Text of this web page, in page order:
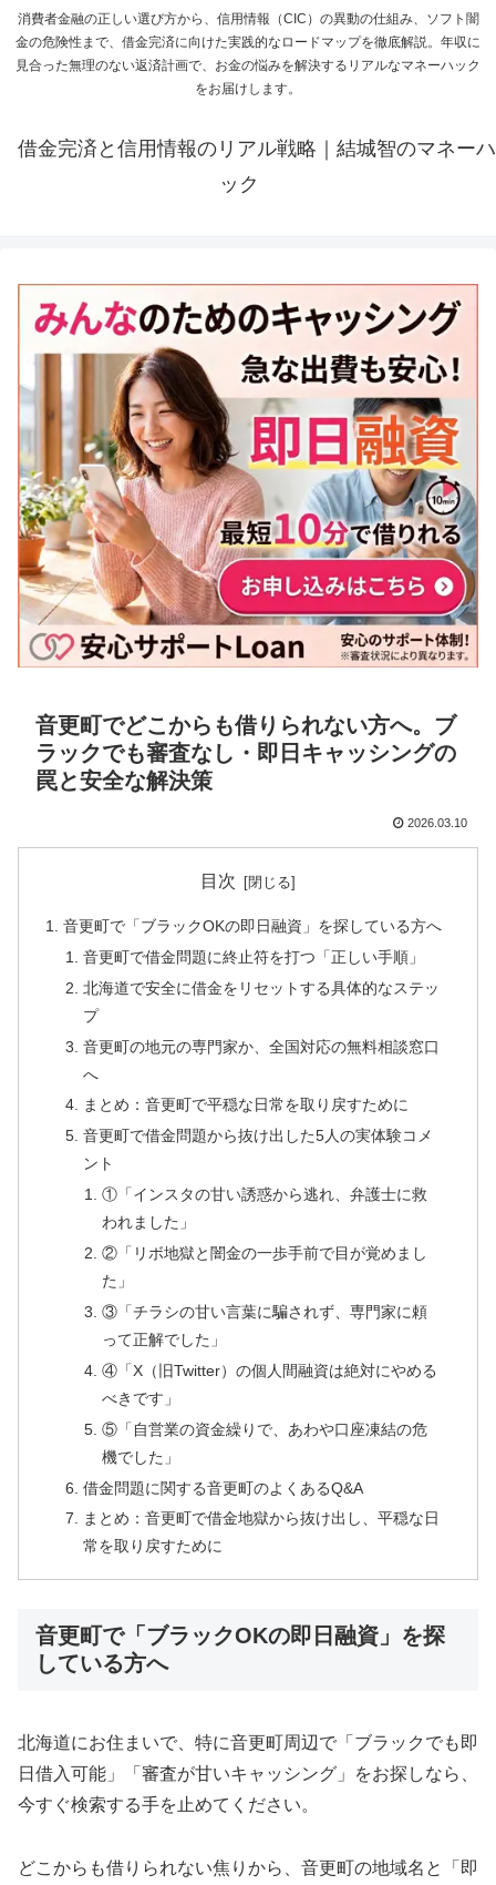
消費者金融の正しい選び方から、信用情報（CIC）の異動の仕組み、ソフト闇
金の危険性まで、借金完済に向けた実践的なロードマップを徹底解説。年収に
見合った無理のない返済計画で、お金の悩みを解決するリアルなマネーハック
をお届けします。
借金完済と信用情報のリアル戦略｜結城智のマネーハ
ック
音更町でどこからも借りられない方へ。ブ
ラックでも審査なし・即日キャッシングの
罠と安全な解決策
2026.03.10
目次
音更町で「ブラックOKの即日融資」を探している方へ
音更町で借金問題に終止符を打つ「正しい手順」
北海道で安全に借金をリセットする具体的なステッ
プ
音更町の地元の専門家か、全国対応の無料相談窓口
へ
まとめ：音更町で平穏な日常を取り戻すために
音更町で借金問題から抜け出した5人の実体験コメ
ント
①「インスタの甘い誘惑から逃れ、弁護士に救
われました」
②「リボ地獄と闇金の一歩手前で目が覚めまし
た」
③「チラシの甘い言葉に騙されず、専門家に頼
って正解でした」
④「X（旧Twitter）の個人間融資は絶対にやめる
べきです」
⑤「自営業の資金繰りで、あわや口座凍結の危
機でした」
借金問題に関する音更町のよくあるQ&A
まとめ：音更町で借金地獄から抜け出し、平穏な日
常を取り戻すために
音更町で「ブラックOKの即日融資」を探
している方へ
北海道にお住まいで、特に音更町周辺で「ブラックでも即
日借入可能」「審査が甘いキャッシング」をお探しなら、
今すぐ検索する手を止めてください。
どこからも借りられない焦りから、音更町の地域名と「即